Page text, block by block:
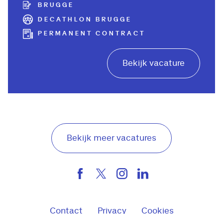
BRUGGE
DECATHLON BRUGGE
PERMANENT CONTRACT
Bekijk vacature
Bekijk meer vacatures
Contact Privacy Cookies